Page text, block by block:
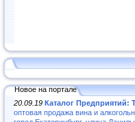
Новое на портале
20.09.19 Каталог Предприятий:
оптовая продажа вина и